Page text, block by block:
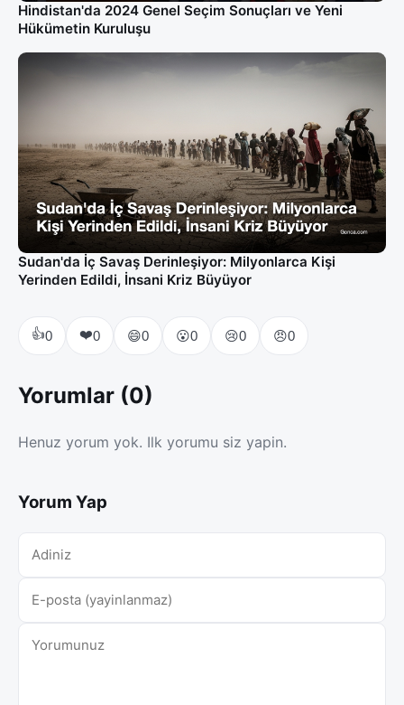
Hindistan'da 2024 Genel Seçim Sonuçları ve Yeni
Hükümetin Kuruluşu
Sudan'da İç Savaş Derinleşiyor: Milyonlarca Kişi
Yerinden Edildi, İnsani Kriz Büyüyor
👍0 ❤️0 😄0 😮0 😢0 😠0
Yorumlar (0)
Henuz yorum yok. Ilk yorumu siz yapin.
Yorum Yap